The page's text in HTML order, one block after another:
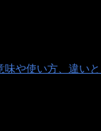
味や使い方、違い